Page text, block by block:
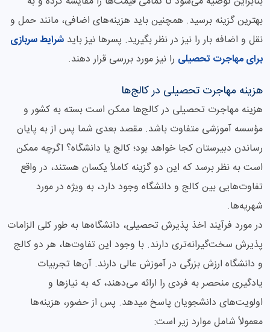
بهترین گزینه برسید. همچنین باید هزینه‌های اضافی، مانند حمل و
نقل و اضافه بار را نیز در نظر بگیرید. پسرها نیز باید شرایط سربازی
برای مهاجرت تحصیلی را نیز مورد بررسی قرار دهند.
هزینه مهاجرت تحصیلی در کالج‌ها
هزینه مهاجرت تحصیلی در کالج‌ها ممکن است بسته به کشور و
مؤسسه آموزشی متفاوت باشد. مقصد بعدی شما پس از به پایان
رساندن دبیرستان کجا خواهد بود؛ کالج یا دانشگاه؟ اگرچه ممکن
است به نظر برسد که این دو گزینه کاملاً یکسان هستند، در واقع
تفاوت‌هایی بین کالج و دانشگاه وجود دارد، به ویژه در مورد
شهریه‌ها.
در مورد فرآیند اخذ پذیرش تحصیلی، دانشگاه‌ها به طور کلی الزامات
پذیرش سخت‌گیرانه‌تری دارند. با وجود این تفاوت‌ها، هر دو کالج
و دانشگاه ارزش بزرگی در آموزش عالی دارند. آن‌ها تجربیات
یادگیری منحصر به فردی را ارائه می‌دهند، که به نیازها و
اولویت‌های دانشجویان پاسخ میدهد. پس از حضور، هزینه‌ها
معمولاً شامل موارد زیر است: